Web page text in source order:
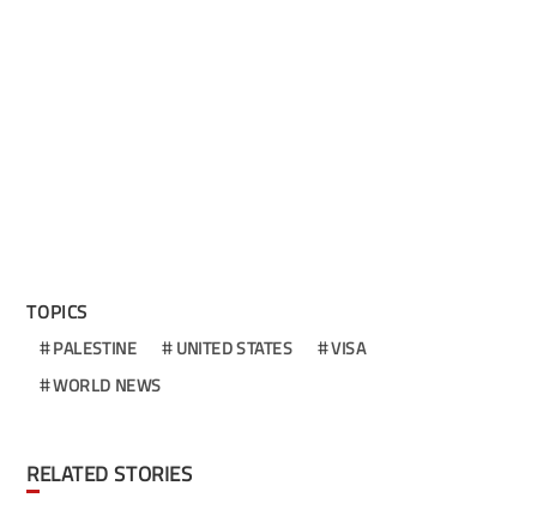
TOPICS
PALESTINE UNITED STATES
VISA
WORLD NEWS
RELATED STORIES